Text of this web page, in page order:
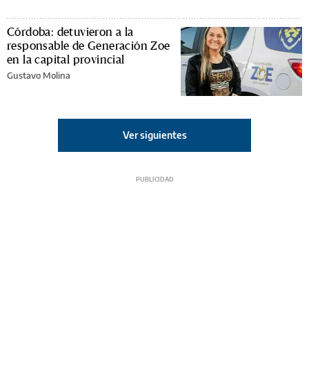
Córdoba: detuvieron a la
responsable de Generación Zoe
en la capital provincial
Gustavo Molina
Ver siguientes